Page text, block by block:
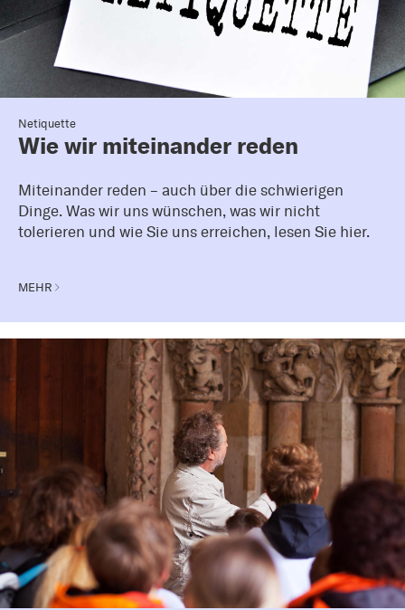
Netiquette
Wie wir miteinander reden
Miteinander reden – auch über die schwierigen
Dinge. Was wir uns wünschen, was wir nicht
tolerieren und wie Sie uns erreichen, lesen Sie hier.
MEHR